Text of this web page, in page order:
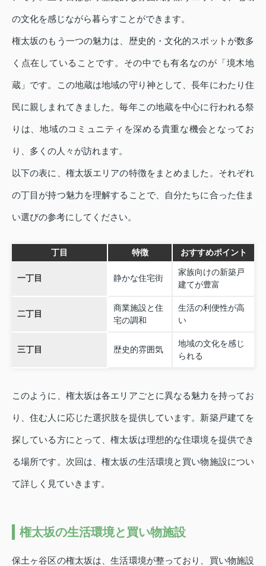
の文化を感じながら暮らすことができます。
権太坂のもう一つの魅力は、歴史的・文化的スポットが数多
く点在していることです。その中でも有名なのが「境木地
蔵」です。この地蔵は地域の守り神として、長年にわたり住
民に親しまれてきました。毎年この地蔵を中心に行われる祭
りは、地域のコミュニティを深める貴重な機会となってお
り、多くの人々が訪れます。
以下の表に、権太坂エリアの特徴をまとめました。それぞれ
の丁目が持つ魅力を理解することで、自分たちに合った住ま
い選びの参考にしてください。
丁目 特徴 おすすめポイント
一丁目 静かな住宅街
家族向けの新築戸
建てが豊富
二丁目
商業施設と住
宅の調和
生活の利便性が高
い
三丁目 歴史的雰囲気
地域の文化を感じ
られる
このように、権太坂は各エリアごとに異なる魅力を持ってお
り、住む人に応じた選択肢を提供しています。新築戸建てを
探している方にとって、権太坂は理想的な住環境を提供でき
る場所です。次回は、権太坂の生活環境と買い物施設につい
て詳しく見ていきます。
権太坂の生活環境と買い物施設
保土ヶ谷区の権太坂は、生活環境が整っており、買い物施設